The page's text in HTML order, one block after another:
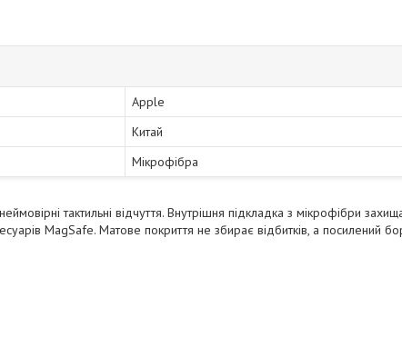
Apple
Китай
Мікрофібра
тактильні відчуття. Внутрішня підкладка з мікрофібри
MagSafe. Матове покриття не збирає відбитків, а посилений